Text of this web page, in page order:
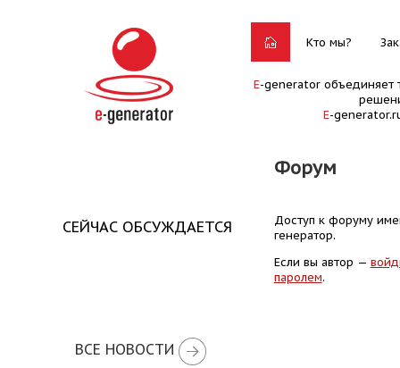
Кто мы?
E-generator объединяет
E-
Форум
СЕЙЧАС ОБСУЖДАЕТСЯ
ВСЕ НОВОСТИ
Доступ к форуму
генератор.
Если вы автор —
паролем.